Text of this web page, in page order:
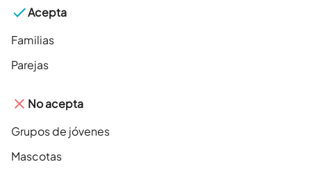
Acepta
Familias
Parejas
No acepta
Grupos de jóvenes
Mascotas